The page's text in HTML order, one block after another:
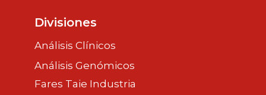
Divisiones
Análisis Clínicos
Análisis Genómicos
Fares Taie Industria